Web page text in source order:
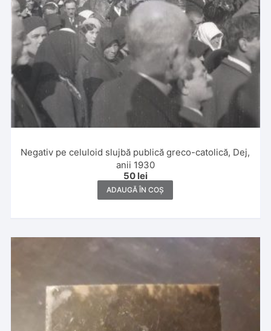
Negativ pe celuloid slujbă publică greco-catolică, Dej,
anii 1930
50 lei
ADAUGĂ ÎN COȘ